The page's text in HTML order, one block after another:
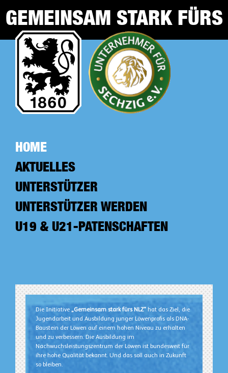
Inhalt
springen
GEMEINSAM STARK FÜRS
NLZ
Die Initiative „Gemeinsam stark fürs NLZ“ hat das Ziel, die
Jugendarbeit und Ausbildung junger Löwenprofis als DNA-
Baustein der Löwen auf einem hohen Niveau zu erhalten
und zu verbessern. Die Ausbildung im
Nachwuchsleistungszentrum der Löwen ist bundesweit für
ihre hohe Qualität bekannt. Und das soll auch in Zukunft
so bleiben.
HOME
AKTUELLES
UNTERSTÜTZER
UNTERSTÜTZER WERDEN
U19 & U21-PATENSCHAFTEN